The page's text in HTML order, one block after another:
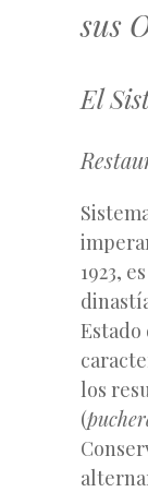
sus
El
1923,
Estado
los
(